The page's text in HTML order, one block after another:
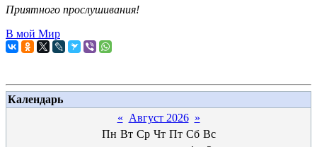
Приятного прослушивания!
В мой Мир
Календарь
« Август 2026 »
Пн Вт Ср Чт Пт Сб Вс